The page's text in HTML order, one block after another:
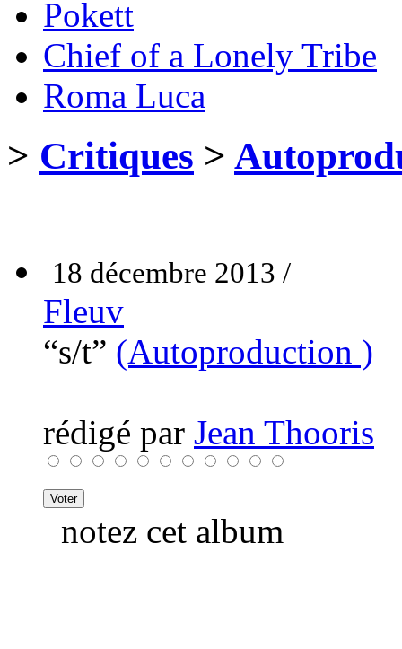
Pokett
Chief of a Lonely Tribe
Roma Luca
> Critiques >
18 décembre 2013 /
Fleuv
“s/t” (Autoproduction )
rédigé par Jean Thooris
notez cet album